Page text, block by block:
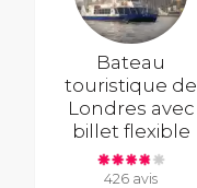
Bateau
touristique de
Londres avec
billet flexible
426 avis